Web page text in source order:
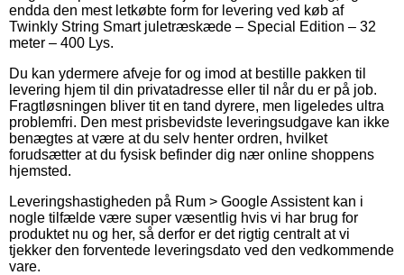
endda den mest letkøbte form for levering ved køb af
Twinkly String Smart juletræskæde – Special Edition – 32
meter – 400 Lys.
Du kan ydermere afveje for og imod at bestille pakken til
levering hjem til din privatadresse eller til når du er på job.
Fragtløsningen bliver tit en tand dyrere, men ligeledes ultra
problemfri. Den mest prisbevidste leveringsudgave kan ikke
benægtes at være at du selv henter ordren, hvilket
forudsætter at du fysisk befinder dig nær online shoppens
hjemsted.
Leveringshastigheden på Rum > Google Assistent kan i
nogle tilfælde være super væsentlig hvis vi har brug for
produktet nu og her, så derfor er det rigtig centralt at vi
tjekker den forventede leveringsdato ved den vedkommende
vare.